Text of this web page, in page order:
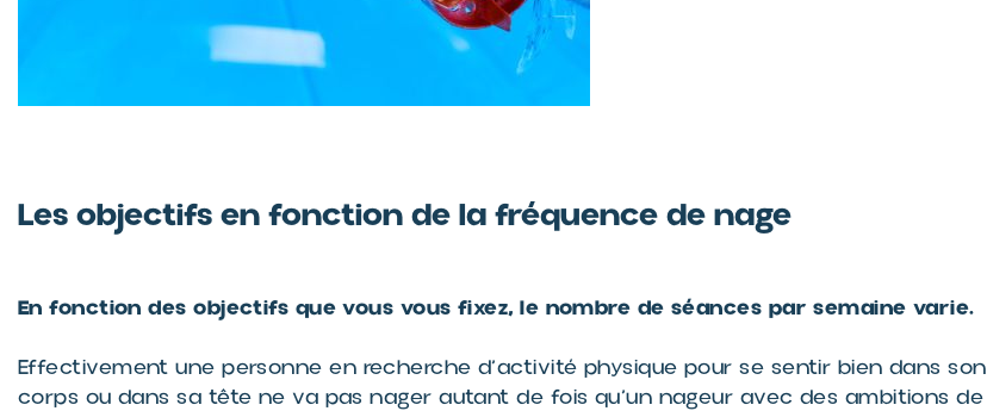
Les objectifs en fonction de la fréquence de nage
En fonction des objectifs que vous vous fixez, le nombre de séances par semaine varie.
Effectivement une personne en recherche d’activité physique pour se sentir bien dans son
corps ou dans sa tête ne va pas nager autant de fois qu’un nageur avec des ambitions de